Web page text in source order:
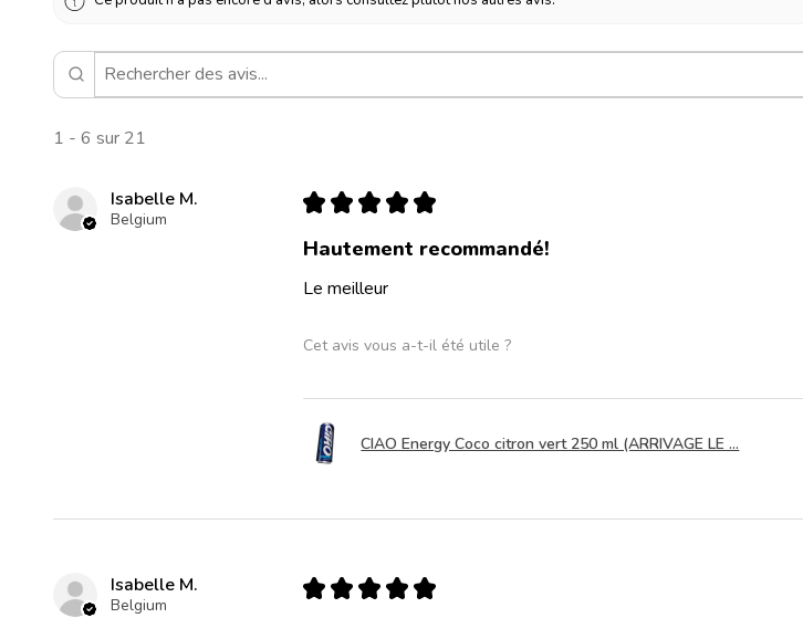
1 - 6 sur 21
Isabelle M.
Belgium
★ ★ ★ ★ ★
Hautement recommandé!
Le meilleur
Cet avis vous a-t-il été utile ?
CIAO Energy Coco citron vert 250 ml (ARRIVAGE LE ...
Isabelle M.
Belgium
★ ★ ★ ★ ★